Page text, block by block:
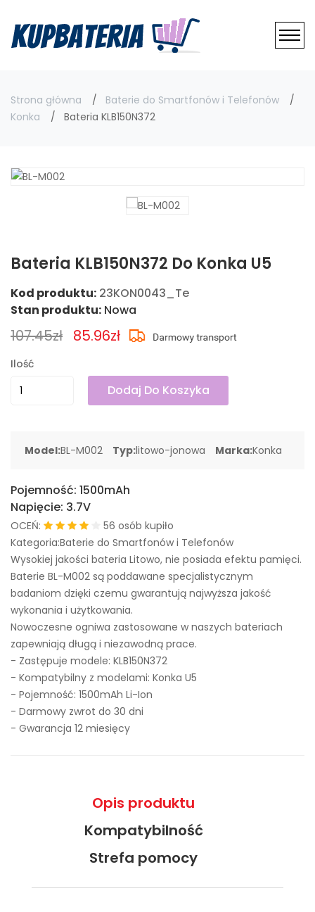
Strona główna
Baterie do Smartfonów i Telefonów
Konka
Bateria KLB150N372
Bateria KLB150N372 Do Konka U5
Kod produktu: 23KON0043_Te
Stan produktu: Nowa
107.45zł 85.96zł
Ilość
Dodaj Do Koszyka
Model:BL-M002 Typ:litowo-jonowa Marka:Konka
Pojemność: 1500mAh
Napięcie: 3.7V
OCEŃ:
56 osób kupiło
Kategoria:Baterie do Smartfonów i Telefonów
Wysokiej jakości bateria Litowo, nie posiada efektu pamięci.
Baterie BL-M002 są poddawane specjalistycznym
badaniom dzięki czemu gwarantują najwyższa jakość
wykonania i użytkowania.
Nowoczesne ogniwa zastosowane w naszych bateriach
zapewniają długą i niezawodną prace.
- Zastępuje modele: KLB150N372
- Kompatybilny z modelami: Konka U5
- Pojemność: 1500mAh Li-Ion
- Darmowy zwrot do 30 dni
- Gwarancja 12 miesięcy
Opis produktu
Kompatybilność
Strefa pomocy